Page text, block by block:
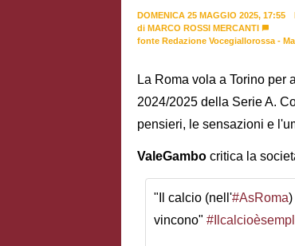
DOMENICA 25 MAGGIO 2025, 17:55
di MARCO ROSSI MERCANTI
fonte Redazione Vocegiallorossa -
La Roma vola a Torino per
2024/2025 della Serie A.
pensieri, le sensazioni e
ValeGambo critica la
"Il calcio (nell'#AsRoma)
vincono"